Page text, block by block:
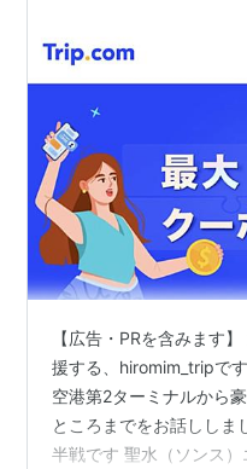
【広告・PRを含みます
援する、hiromim_tripで
空港第2ターミナルから
ところまでをお話ししま
半戦です 聖水（ソンス